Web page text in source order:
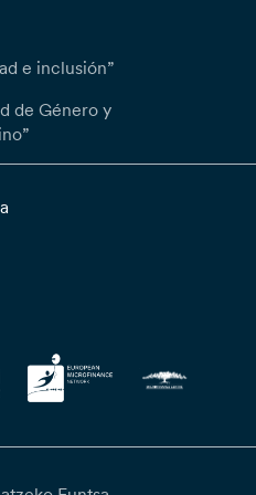
e inclusión”
de Género y